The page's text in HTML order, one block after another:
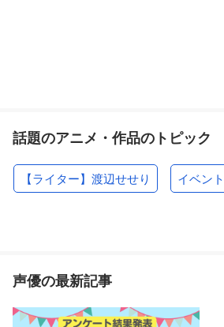
話題のアニメ・作品のトピック
【ライター】渡辺せせり イベント
声優の最新記事